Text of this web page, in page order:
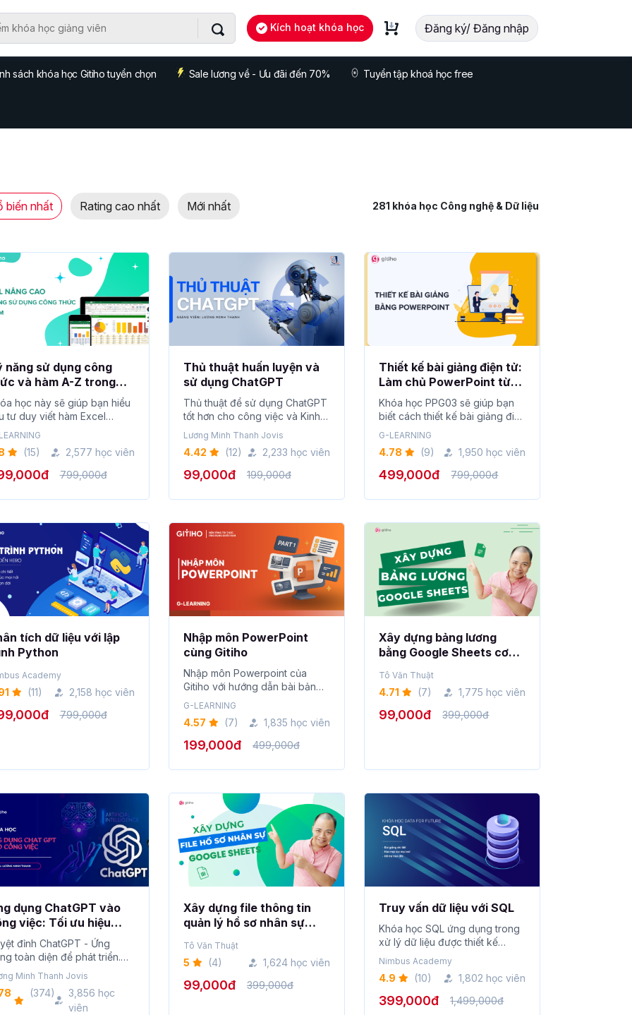
Kích hoạt khóa học Đăng ký/ Đăng nhập
sách khóa học Gitiho tuyển chọn Sale lương về - Ưu đãi đến 70% Tuyển tập khoá học free
biến nhất Rating cao nhất Mới nhất 281 khóa học Công nghệ & Dữ liệu
năng sử dụng công
và hàm A-Z trong
học này sẽ giúp bạn hiểu
tư duy viết hàm Excel
và giúp ...
(15) 2,577 học viên
799,000đ
Thủ thuật huấn luyện và
sử dụng ChatGPT
Thủ thuật để sử dụng ChatGPT
tốt hơn cho công việc và Kinh
doanh...
Lương Minh Thanh Jovis
4.42 (12) 2,233 học viên
99,000đ 199,000đ
Thiết kế bài giảng điện tử:
Làm chủ PowerPoint từ
A-Z
Khóa học PPG03 sẽ giúp bạn
biết cách thiết kế bài giảng điện
tử đ�...
G-LEARNING
4.78 (9) 1,950 học viên
499,000đ 799,000đ
tích dữ liệu với lập
Python
Academy
(11) 2,158 học viên
799,000đ
Nhập môn PowerPoint
cùng Gitiho
Nhập môn Powerpoint của
Gitiho với hướng dẫn bài bản
nhất giúp bạn nâ...
G-LEARNING
4.57 (7) 1,835 học viên
199,000đ 499,000đ
Xây dựng bảng lương
bằng Google Sheets cơ
Tô Văn Thuật
4.71 (7) 1,775 học viên
99,000đ 399,000đ
dụng ChatGPT vào
việc: Tối ưu hiệu
nâng cao năng suất
sáng tạo
đỉnh ChatGPT - Ứng
toàn diện để phát triển.
là khóa h...
Minh Thanh Jovis
(374)
3,856 học
viên
Xây dựng file thông tin
quản lý hồ sơ nhân sự
Z
Tô Văn Thuật
5 (4) 1,624 học viên
99,000đ 399,000đ
Truy vấn dữ liệu với SQL
Khóa học SQL ứng dụng trong
xử lý dữ liệu được thiết kế
chuyên bi�...
Nimbus Academy
4.9 (10) 1,802 học viên
399,000đ 1,499,000đ